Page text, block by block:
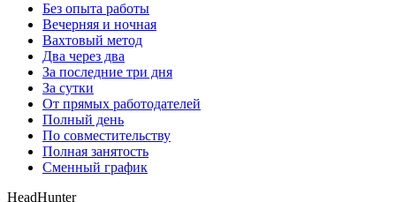
Без опыта работы
Вечерняя и ночная
Вахтовый метод
Два через два
За последние три дня
За сутки
От прямых работодателей
Полный день
По совместительству
Полная занятость
Сменный график
HeadHunter